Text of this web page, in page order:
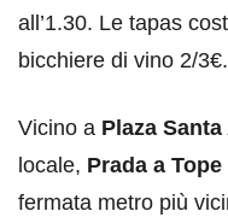
all’1.30. Le tapas
bicchiere di vino 2/3€.
Vicino a Plaza Santa
locale, Prada a Tope
fermata metro più